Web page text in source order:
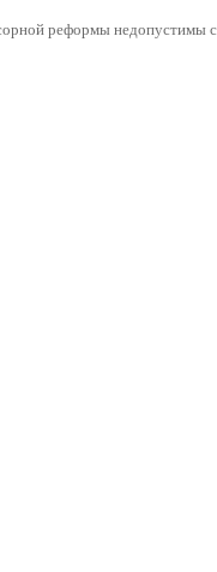
реформы недопустимы